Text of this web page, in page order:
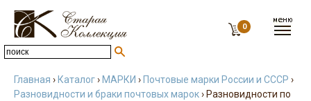
0
Главная › Каталог› МАРКИ › Почтовые марки России и СССР ›
Разновидности и браки почтовых марок› Разновидности по